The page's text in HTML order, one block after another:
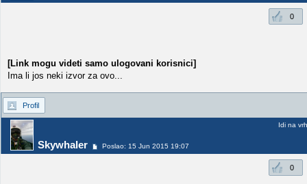
0
[Link mogu videti samo ulogovani korisnici]
Ima li jos neki izvor za ovo...
Profil
Skywhaler Poslao: 15 Jun 2015 19:07
Idi na vrh
0